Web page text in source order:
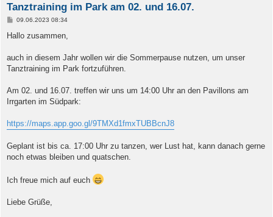
Tanztraining im Park am 02. und 16.07.
B
i
a
09.06.2023 08:34
Hallo zusammen,
auch in diesem Jahr wollen wir die Sommerpause nutzen, um unser
Tanztraining im Park fortzuführen.
Am 02. und 16.07. treffen wir uns um 14:00 Uhr an den Pavillons am
Irrgarten im Südpark:
https://maps.app.goo.gl/9TMXd1fmxTUBBcnJ8
Geplant ist bis ca. 17:00 Uhr zu tanzen, wer Lust hat, kann danach gerne
noch etwas bleiben und quatschen.
Ich freue mich auf euch
Liebe Grüße,